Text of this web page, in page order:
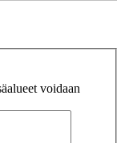
voidaan